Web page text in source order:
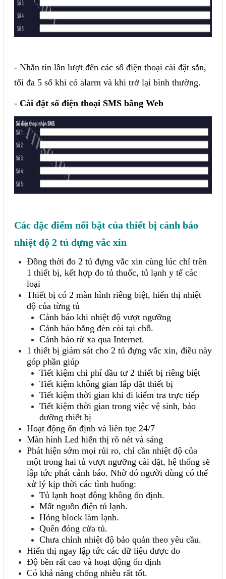
- Nhắn tin lần lượt đến các số điện thoại cài đặt sẵn,
tối đa 5 số khi có alarm và khi trở lại bình thường.
- Cài đặt số điện thoại SMS bằng Web
Các đặc điểm nổi bật của thiết bị cảnh báo
nhiệt độ 2 tủ đựng vắc xin
Đồng thời đo 2 tủ đựng vắc xin cùng lúc chỉ trên
1 thiết bị, kết hợp đo tủ thuốc, tủ lạnh y tế các
loại
Thiết bị có 2 màn hình riêng biệt, hiển thị nhiệt
độ của từng tủ
Cảnh báo khi nhiệt độ vượt ngưỡng
Cảnh báo bằng đèn còi tại chỗ.
Cảnh báo từ xa qua Internet.
1 thiết bị giám sát cho 2 tủ đựng vắc xin, điều này
góp phần giúp
Tiết kiệm chi phí đầu tư 2 thiết bị riêng biệt
Tiết kiệm không gian lắp đặt thiết bị
Tiết kiệm thời gian khi đi kiểm tra trực tiếp
Tiết kiệm thời gian trong việc vệ sinh, bảo
dưỡng thiết bị
Hoạt động ổn định và liên tục 24/7
Màn hình Led hiển thị rõ nét và sáng
Phát hiện sớm mọi rủi ro, chỉ cần nhiệt độ của
một trong hai tủ vượt ngưỡng cài đặt, hệ thống sẽ
lập tức phát cảnh báo. Nhờ đó người dùng có thể
xử lý kịp thời các tình huống:
Tủ lạnh hoạt động không ổn định.
Mất nguồn điện tủ lạnh.
Hỏng block làm lạnh.
Quên đóng cửa tủ.
Chưa chỉnh nhiệt độ bảo quản theo yêu cầu.
Hiển thị ngay lập tức các dữ liệu được đo
Độ bền rất cao và hoạt động ổn định
Có khả năng chống nhiễu rất tốt.